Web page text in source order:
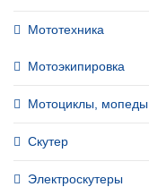
Мототехника
Мотоэкипировка
Мотоциклы, мопеды
Скутер
Электроскутеры